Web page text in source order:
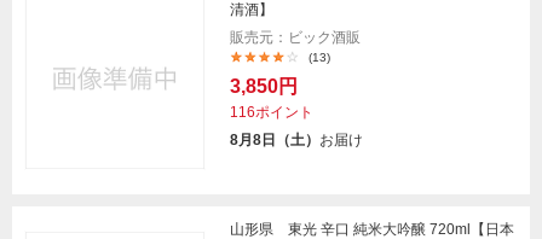
清酒】
販売元：ビック酒販
(13)
3,850円
116ポイント
8月8日（土） お届け
山形県 東光 辛口 純米大吟醸 720ml【日本